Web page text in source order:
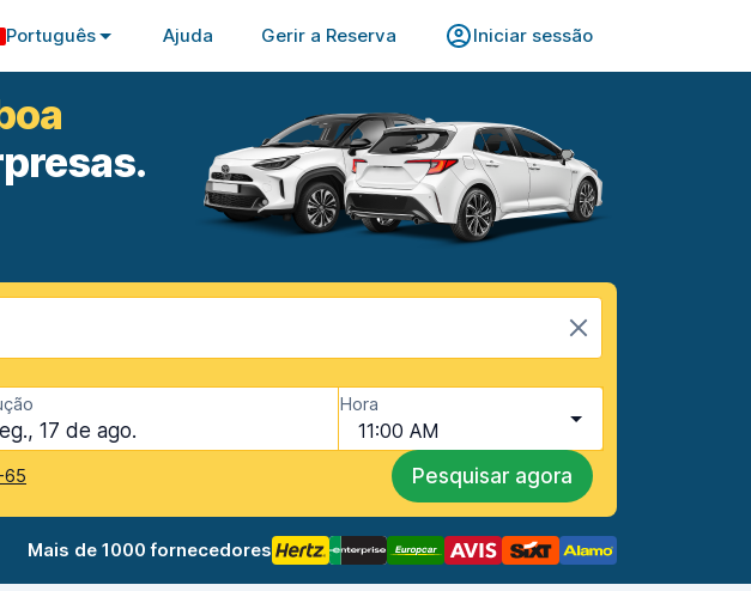
Português Ajuda Gerir a Reserva Iniciar sessão
17 de ago.
Hora
11:00 AM
Pesquisar agora
Mais de 1000 fornecedores